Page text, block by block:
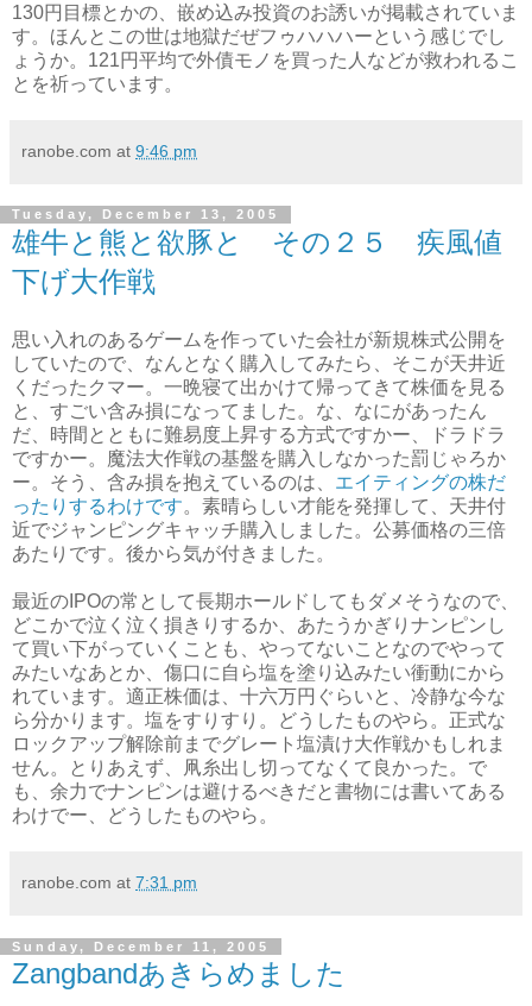
130円目標とかの、嵌め込み投資のお誘いが掲載されていま
す。ほんとこの世は地獄だぜフゥハハハーという感じでし
ょうか。121円平均で外債モノを買った人などが救われるこ
とを祈っています。
ranobe.com at 9:46 pm
Tuesday, December 13, 2005
雄牛と熊と欲豚と その２５ 疾風値
下げ大作戦
思い入れのあるゲームを作っていた会社が新規株式公開を
していたので、なんとなく購入してみたら、そこが天井近
くだったクマー。一晩寝て出かけて帰ってきて株価を見る
と、すごい含み損になってました。な、なにがあったん
だ、時間とともに難易度上昇する方式ですかー、ドラドラ
ですかー。魔法大作戦の基盤を購入しなかった罰じゃろか
ー。そう、含み損を抱えているのは、 エイティングの株だ
ったりするわけです。素晴らしい才能を発揮して、天井付
近でジャンピングキャッチ購入しました。公募価格の三倍
あたりです。後から気が付きました。
最近のIPOの常として長期ホールドしてもダメそうなので、
どこかで泣く泣く損きりするか、あたうかぎりナンピンし
て買い下がっていくことも、やってないことなのでやって
みたいなあとか、傷口に自ら塩を塗り込みたい衝動にから
れています。適正株価は、十六万円ぐらいと、冷静な今な
ら分かります。塩をすりすり。どうしたものやら。正式な
ロックアップ解除前までグレート塩漬け大作戦かもしれま
せん。とりあえず、凧糸出し切ってなくて良かった。で
も、余力でナンピンは避けるべきだと書物には書いてある
わけでー、どうしたものやら。
ranobe.com at 7:31 pm
Sunday, December 11, 2005
Zangbandあきらめました